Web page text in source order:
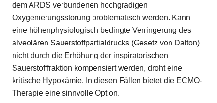
dem ARDS verbundenen hochgradigen
Oxygenierungsstörung problematisch werden. Kann
eine höhenphysiologisch bedingte Verringerung des
alveolären Sauerstoffpartialdrucks (Gesetz von Dalton)
nicht durch die Erhöhung der inspiratorischen
Sauerstofffraktion kompensiert werden, droht eine
kritische Hypoxämie. In diesen Fällen bietet die ECMO-
Therapie eine sinnvolle Option.